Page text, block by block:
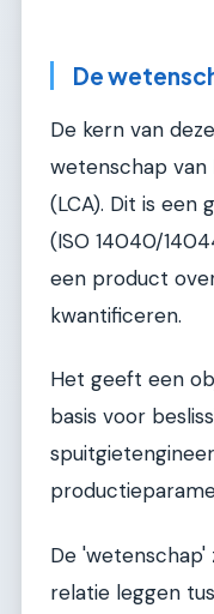
De
De kern van
wetenschap van
(LCA). Dit is een
(ISO 14040/
een product
kwantificeren.
Het geeft een
basis voor
De
relatie leggen